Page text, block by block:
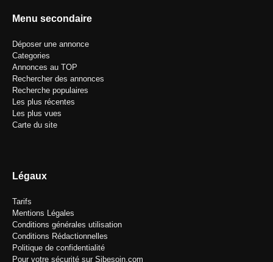
Menu secondaire
Déposer une annonce
Categories
Annonces au TOP
Rechercher des annonces
Recherche populaires
Les plus récentes
Les plus vues
Carte du site
Légaux
Tarifs
Mentions Légales
Conditions générales utilisation
Conditions Rédactionnelles
Politique de confidentialité
Pour votre sécurité sur Sibesoin.com